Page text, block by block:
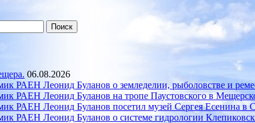
06.08.2026
РАЕН Леонид Буланов о земледелии, рыболовстве и
РАЕН Леонид Буланов на тропе Паустовского в
РАЕН Леонид Буланов посетил музей Сергея Есенина в
РАЕН Леонид Буланов о системе гидрологии